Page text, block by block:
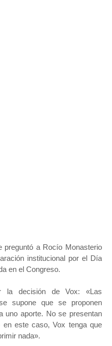
preguntó a Rocío Monasterio
institucional por el Día
en el Congreso.
la decisión de Vox: «Las
supone que se proponen
uno aporte. No se presentan
este caso, Vox tenga que
nada».